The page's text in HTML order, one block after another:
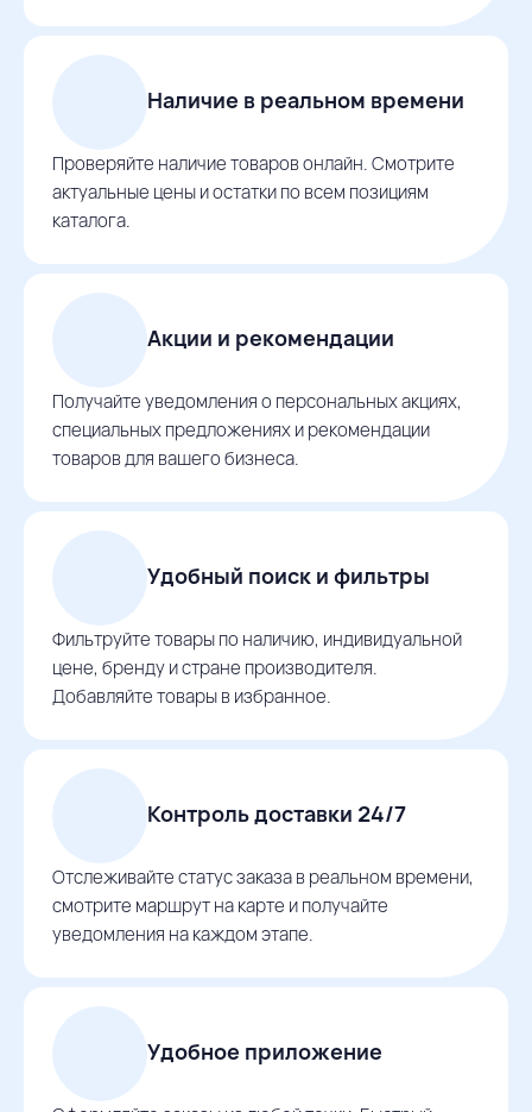
Наличие в реальном времени
Проверяйте наличие товаров онлайн. Смотрите
актуальные цены и остатки по всем позициям
каталога.
Акции и рекомендации
Получайте уведомления о персональных акциях,
специальных предложениях и рекомендации
товаров для вашего бизнеса.
Удобный поиск и фильтры
Фильтруйте товары по наличию, индивидуальной
цене, бренду и стране производителя.
Добавляйте товары в избранное.
Контроль доставки 24/7
Отслеживайте статус заказа в реальном времени,
смотрите маршрут на карте и получайте
уведомления на каждом этапе.
Удобное приложение